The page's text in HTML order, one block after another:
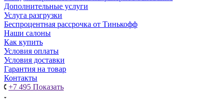
Дополнительные услуги
Услуга разгрузки
Беспроцентная рассрочка от Тинькофф
Наши салоны
Как купить
Условия оплаты
Условия доставки
Гарантия на товар
Контакты
+7 495 Показать